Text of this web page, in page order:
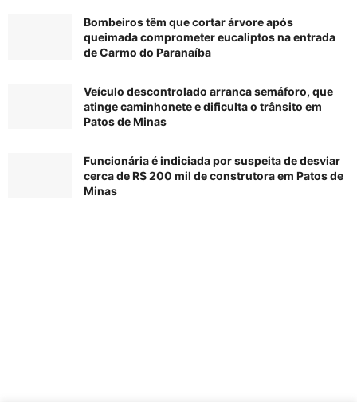
Bombeiros têm que cortar árvore após
queimada comprometer eucaliptos na entrada
de Carmo do Paranaíba
Veículo descontrolado arranca semáforo, que
atinge caminhonete e dificulta o trânsito em
Patos de Minas
Funcionária é indiciada por suspeita de desviar
cerca de R$ 200 mil de construtora em Patos de
Minas